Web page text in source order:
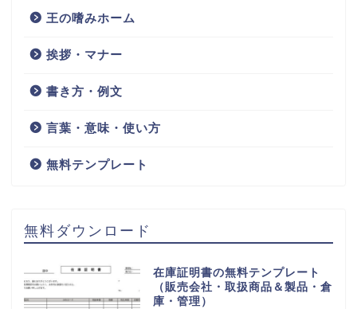
王の嗜みホーム
挨拶・マナー
書き方・例文
言葉・意味・使い方
無料テンプレート
無料ダウンロード
在庫証明書の無料テンプレート
（販売会社・取扱商品＆製品・倉
庫・管理）